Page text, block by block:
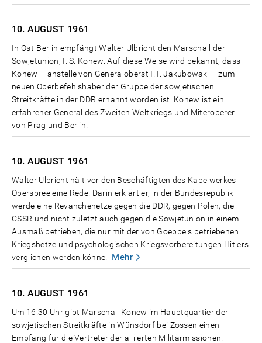
10. AUGUST 1961
In Ost-Berlin empfängt Walter Ulbricht den Marschall der
Sowjetunion, I. S. Konew. Auf diese Weise wird bekannt, dass
Konew – anstelle von Generaloberst I. I. Jakubowski – zum
neuen Oberbefehlshaber der Gruppe der sowjetischen
Streitkräfte in der DDR ernannt worden ist. Konew ist ein
erfahrener General des Zweiten Weltkriegs und Miteroberer
von Prag und Berlin.
10. AUGUST 1961
Walter Ulbricht hält vor den Beschäftigten des Kabelwerkes
Oberspree eine Rede. Darin erklärt er, in der Bundesrepublik
werde eine Revanchehetze gegen die DDR, gegen Polen, die
CSSR und nicht zuletzt auch gegen die Sowjetunion in einem
Ausmaß betrieben, die nur mit der von Goebbels betriebenen
Kriegshetze und psychologischen Kriegsvorbereitungen Hitlers
verglichen werden könne.
Mehr
10. AUGUST 1961
Um 16.30 Uhr gibt Marschall Konew im Hauptquartier der
sowjetischen Streitkräfte in Wünsdorf bei Zossen einen
Empfang für die Vertreter der alliierten Militärmissionen.